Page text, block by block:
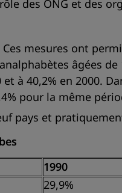
des ONG et des
Ces mesures ont
âgées
à 40,2% en 2000.
pour la même
pays et
1990
29,9%